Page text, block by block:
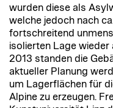
wurden diese als
welche jedoch nach
fortschreitend
isolierten Lage
2013 standen die
aktueller Planung
um Lagerflächen für
Alpine zu erzeugen.